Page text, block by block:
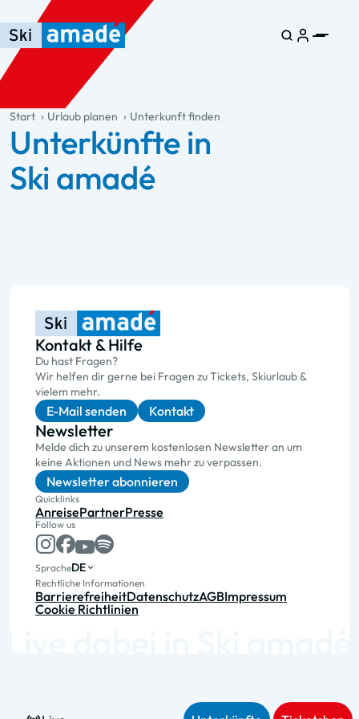
Zum Haupt-Inhalt springen
Springe zur Tabelle
Zur Haupt-Navigation springen
general.table-of-content
Start Urlaub planen Unterkunft finden
Unterkünfte in
Ski amadé
Kontakt & Hilfe
Du hast Fragen?
Wir helfen dir gerne bei Fragen zu Tickets, Skiurlaub &
vielem mehr.
E-Mail senden Kontakt
Newsletter
Melde dich zu unserem kostenlosen Newsletter an um
keine Aktionen und News mehr zu verpassen.
Newsletter abonnieren
Quicklinks
AnreisePartnerPresse
Follow us
SpracheDE
Rechtliche Informationen
BarrierefreiheitDatenschutzAGBImpressum
Cookie Richtlinien